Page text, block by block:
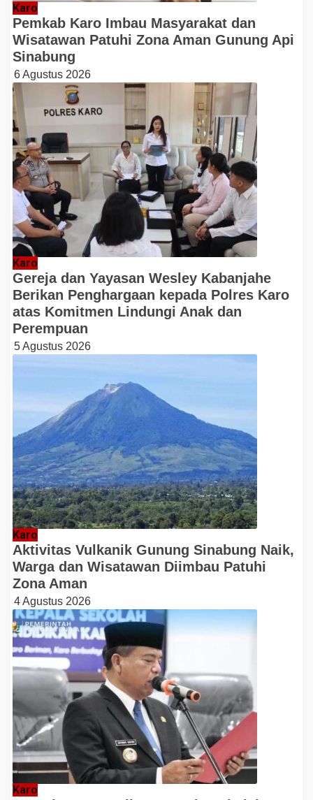
Karo
Pemkab Karo Imbau Masyarakat dan
Wisatawan Patuhi Zona Aman Gunung Api
Sinabung
6 Agustus 2026
Karo
Gereja dan Yayasan Wesley Kabanjahe
Berikan Penghargaan kepada Polres Karo
atas Komitmen Lindungi Anak dan
Perempuan
5 Agustus 2026
Karo
Aktivitas Vulkanik Gunung Sinabung Naik,
Warga dan Wisatawan Diimbau Patuhi
Zona Aman
4 Agustus 2026
Karo